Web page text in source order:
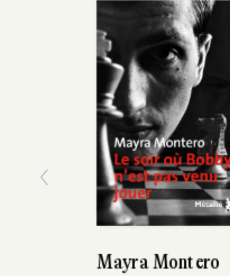
Víctor del Árbol
Previous